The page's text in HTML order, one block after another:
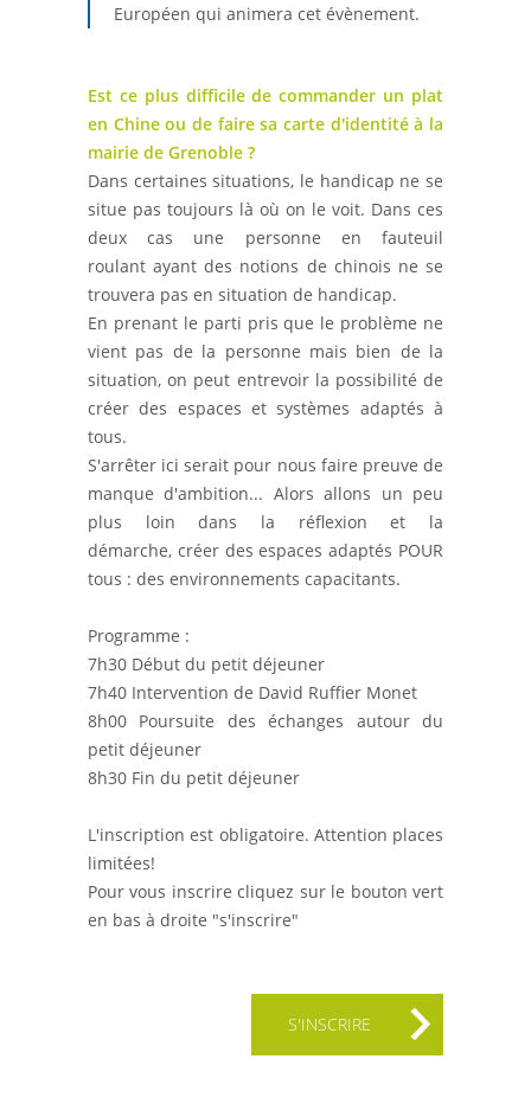
Européen qui animera cet évènement.
Est ce plus difficile de commander un plat
en Chine ou de faire sa carte d'identité à la
mairie de Grenoble ?
Dans certaines situations, le handicap ne se
situe pas toujours là où on le voit. Dans ces
deux cas une personne en fauteuil
roulant ayant des notions de chinois ne se
trouvera pas en situation de handicap.
En prenant le parti pris que le problème ne
vient pas de la personne mais bien de la
situation, on peut entrevoir la possibilité de
créer des espaces et systèmes adaptés à
tous.
S'arrêter ici serait pour nous faire preuve de
manque d'ambition... Alors allons un peu
plus loin dans la réflexion et la
démarche, créer des espaces adaptés POUR
tous : des environnements capacitants.
Programme :
7h30 Début du petit déjeuner
7h40 Intervention de David Ruffier Monet
8h00 Poursuite des échanges autour du
petit déjeuner
8h30 Fin du petit déjeuner
L'inscription est obligatoire. Attention places
limitées!
Pour vous inscrire cliquez sur le bouton vert
en bas à droite "s'inscrire"
S'INSCRIRE